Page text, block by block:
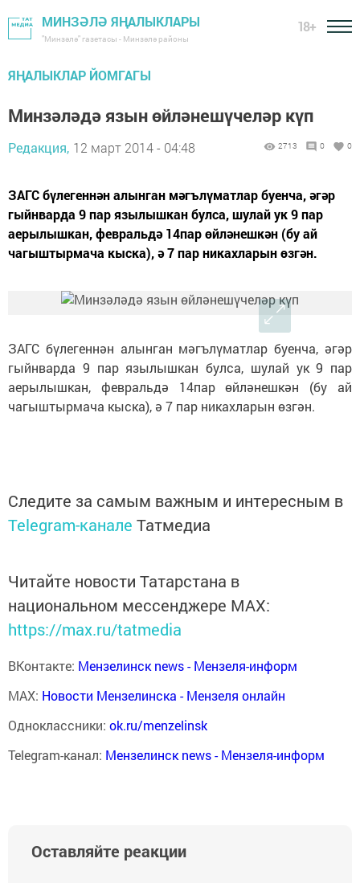
МИНЗӘЛӘ ЯҢАЛЫКЛАРЫ
"Минзәлә" газетасы - Минзәлә районы
18+
ЯҢАЛЫКЛАР ЙОМГАГЫ
Минзәләдә язын өйләнешүчеләр күп
Редакция, 12 март 2014 - 04:48 2713 0 0
ЗАГС бүлегеннән алынган мәгълүматлар буенча, әгәр
гыйнварда 9 пар язылышкан булса, шулай ук 9 пар
аерылышкан, февральдә 14пар өйләнешкән (бу ай
чагыштырмача кыска), ә 7 пар никахларын өзгән.
ЗАГС бүлегеннән алынган мәгълүматлар буенча, әгәр
гыйнварда 9 пар язылышкан булса, шулай ук 9 пар
аерылышкан, февральдә 14пар өйләнешкән (бу ай
чагыштырмача кыска), ә 7 пар никахларын өзгән.
Следите за самым важным и интересным в
Telegram-канале Татмедиа
Читайте новости Татарстана в
национальном мессенджере MАХ:
https://max.ru/tatmedia
ВКонтакте: Мензелинск news - Мензеля-информ
MAX: Новости Мензелинска - Мензеля онлайн
Одноклассники: ok.ru/menzelinsk
Telegram-канал: Мензелинск news - Мензеля-информ
Оставляйте реакции